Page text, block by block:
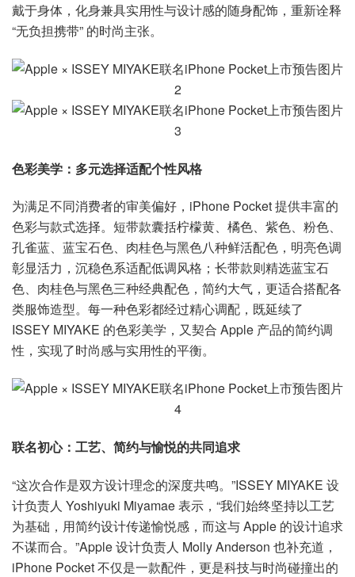
戴于身体，化身兼具实用性与设计感的随身配饰，重新诠释
“无负担携带” 的时尚主张。
色彩美学：多元选择适配个性风格
为满足不同消费者的审美偏好，iPhone Pocket 提供丰富的
色彩与款式选择。短带款囊括柠檬黄、橘色、紫色、粉色、
孔雀蓝、蓝宝石色、肉桂色与黑色八种鲜活配色，明亮色调
彰显活力，沉稳色系适配低调风格；长带款则精选蓝宝石
色、肉桂色与黑色三种经典配色，简约大气，更适合搭配各
类服饰造型。每一种色彩都经过精心调配，既延续了
ISSEY MIYAKE 的色彩美学，又契合 Apple 产品的简约调
性，实现了时尚感与实用性的平衡。
联名初心：工艺、简约与愉悦的共同追求
“这次合作是双方设计理念的深度共鸣。”ISSEY MIYAKE 设
计负责人 Yoshiyuki Miyamae 表示，“我们始终坚持以工艺
为基础，用简约设计传递愉悦感，而这与 Apple 的设计追求
不谋而合。”Apple 设计负责人 Molly Anderson 也补充道，
iPhone Pocket 不仅是一款配件，更是科技与时尚碰撞出的